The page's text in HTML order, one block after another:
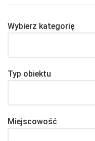
Wybierz kategorię
Typ obiektu
Miejscowość